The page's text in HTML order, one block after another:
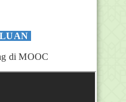
di MOOC